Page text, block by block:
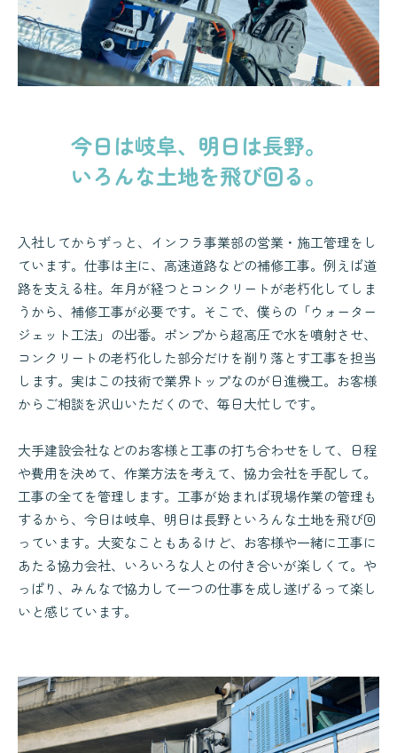
今日は岐阜、明日は長野。
いろんな土地を飛び回る。
入社してからずっと、インフラ事業部の営業・施工管理をし
ています。仕事は主に、高速道路などの補修工事。例えば道
路を支える柱。年月が経つとコンクリートが老朽化してしま
うから、補修工事が必要です。そこで、僕らの「ウォーター
ジェット工法」の出番。ポンプから超高圧で水を噴射させ、
コンクリートの老朽化した部分だけを削り落とす工事を担当
します。実はこの技術で業界トップなのが日進機工。お客様
からご相談を沢山いただくので、毎日大忙しです。
大手建設会社などのお客様と工事の打ち合わせをして、日程
や費用を決めて、作業方法を考えて、協力会社を手配して。
工事の全てを管理します。工事が始まれば現場作業の管理も
するから、今日は岐阜、明日は長野といろんな土地を飛び回
っています。大変なこともあるけど、お客様や一緒に工事に
あたる協力会社、いろいろな人との付き合いが楽しくて。や
っぱり、みんなで協力して一つの仕事を成し遂げるって楽し
いと感じています。